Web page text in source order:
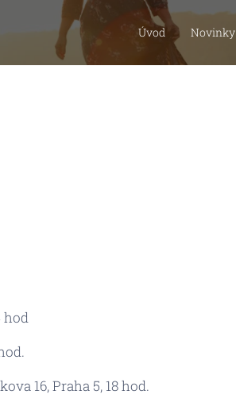
Úvod Novinky
hod
16, Praha 5, 18 hod.